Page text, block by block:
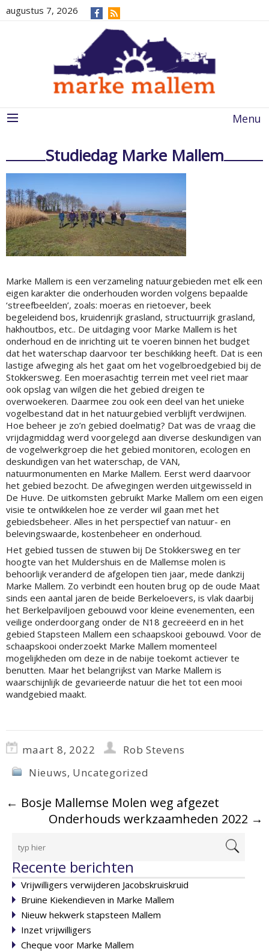
augustus 7, 2026
Menu
Studiedag Marke Mallem
Marke Mallem is een verzameling natuurgebieden met elk een
eigen karakter die onderhouden worden volgens bepaalde
‘streefbeelden’, zoals: moeras en rietoever, beek
begeleidend bos, kruidenrijk grasland, structuurrijk grasland,
hakhoutbos, etc.. De uitdaging voor Marke Mallem is het
onderhoud en de inrichting uit te voeren binnen het budget
dat het waterschap daarvoor ter beschikking heeft. Dat is een
lastige afweging als het gaat om het vogelbroedgebied bij de
Stokkersweg. Een moerasachtig terrein met veel riet maar
ook opslag van wilgen die het gebied dreigen te
overwoekeren. Daarmee zou ook een deel van het unieke
vogelbestand dat in het natuurgebied verblijft verdwijnen.
Hoe beheer je zo’n gebied doelmatig? Dat was de vraag die
vrijdagmiddag werd voorgelegd aan diverse deskundigen van
de vogelwerkgroep die het gebied monitoren, ecologen en
deskundigen van het waterschap, de VAN,
natuurmonumenten en Marke Mallem. Eerst werd daarvoor
het gebied bezocht. De afwegingen werden uitgewisseld in
De Huve. De uitkomsten gebruikt Marke Mallem om een eigen
visie te ontwikkelen hoe ze verder wil gaan met het
gebiedsbeheer. Alles in het perspectief van natuur- en
belevingswaarde, kostenbeheer en onderhoud.
Het gebied tussen de stuwen bij De Stokkersweg en ter
hoogte van het Muldershuis en de Mallemse molen is
behoorlijk veranderd de afgelopen tien jaar, mede dankzij
Marke Mallem. Zo verbindt een houten brug op de oude Maat
sinds een aantal jaren de beide Berkeloevers, is vlak daarbij
het Berkelpaviljoen gebouwd voor kleine evenementen, een
veilige onderdoorgang onder de N18 gecreëerd en in het
gebied Stapsteen Mallem een schaapskooi gebouwd. Voor de
schaapskooi onderzoekt Marke Mallem momenteel
mogelijkheden om deze in de nabije toekomt actiever te
benutten. Maar het belangrijkst van Marke Mallem is
waarschijnlijk de gevarieerde natuur die het tot een mooi
wandgebied maakt.
maart 8, 2022
Rob Stevens
Nieuws, Uncategorized
← Bosje Mallemse Molen weg afgezet
Onderhouds werkzaamheden 2022 →
Recente berichten
Vrijwilligers verwijderen Jacobskruiskruid
Bruine Kiekendieven in Marke Mallem
Nieuw hekwerk stapsteen Mallem
Inzet vrijwilligers
Cheque voor Marke Mallem